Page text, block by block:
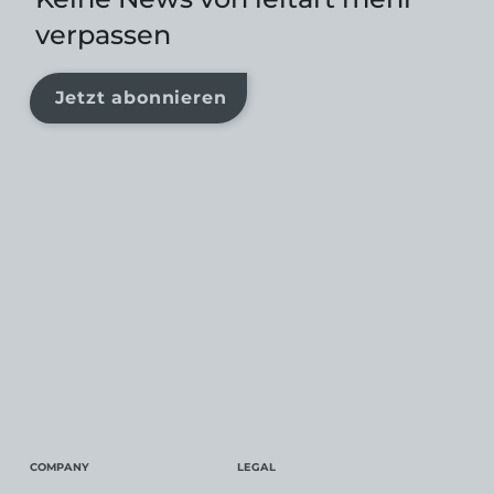
verpassen
Jetzt abonnieren
COMPANY LEGAL